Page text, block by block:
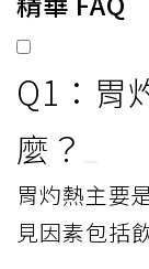
Q1：胃
麼？
胃灼熱主要
見因素包括